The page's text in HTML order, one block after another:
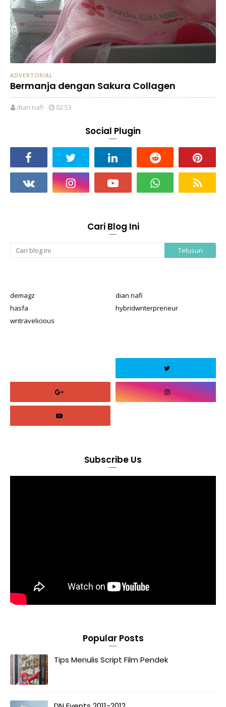
ADVERTORIAL
Bermanja dengan Sakura Collagen
dian nafi 02.53
Social Plugin
Cari Blog Ini
demagz
dian nafi
hasfa
hybridwriterpreneur
writravelicious
Subscribe Us
Popular Posts
Tips Menulis Script Film Pendek